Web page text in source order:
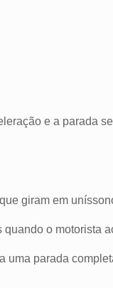
e a parada
giram em
o motorista
uma parada